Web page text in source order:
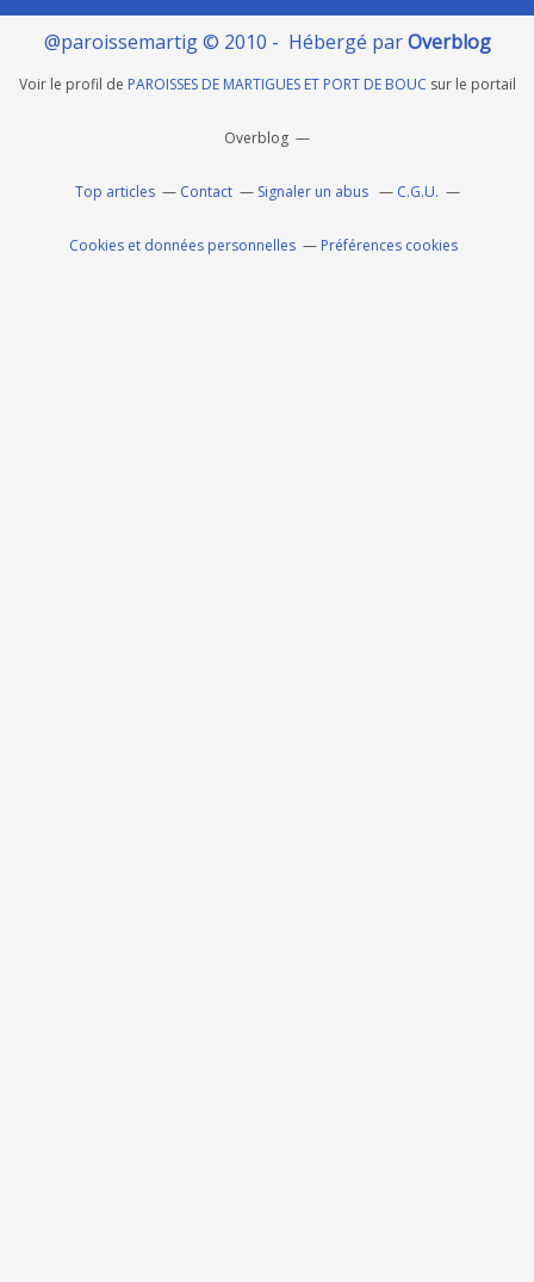
@paroissemartig © 2010 - Hébergé parOverblog
Voir le profil de PAROISSES DE MARTIGUES ET PORT DE BOUC sur le portail
Overblog
Top articles Contact Signaler un abus C.G.U.
Cookies et données personnelles Préférences cookies